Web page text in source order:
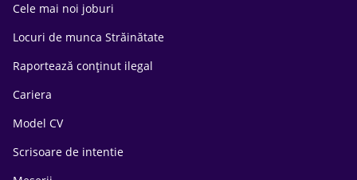
Cele mai noi joburi
Locuri de munca Străinătate
Raportează conținut ilegal
Cariera
Model CV
Scrisoare de intentie